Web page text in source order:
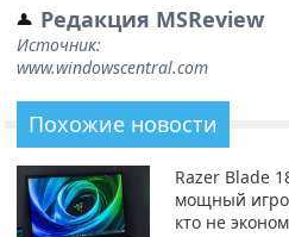
Редакция MSReview
Источник:
www.windowscentral.com
Похожие новости
Razer Blade
мощный
кто не